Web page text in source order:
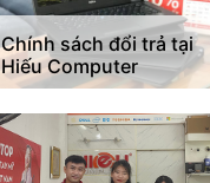
Chính sách đổi trả tại
Hiếu Computer